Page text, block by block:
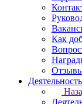
Как
Деятельность